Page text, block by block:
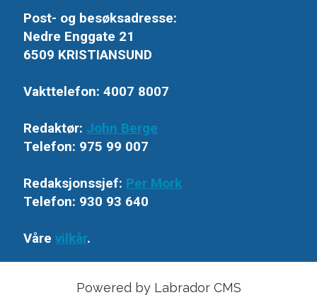
Post- og besøksadresse:
Nedre Enggate 21
6509 KRISTIANSUND
Vakttelefon: 4007 8007
Redaktør: John Berge
Telefon: 975 99 007
Redaksjonssjef: Per Mork
Telefon: 930 93 640
Vårevilkår.
Powered by Labrador CMS